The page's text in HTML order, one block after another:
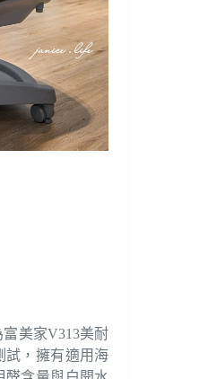
美家V313美耐
試，擁有適用海